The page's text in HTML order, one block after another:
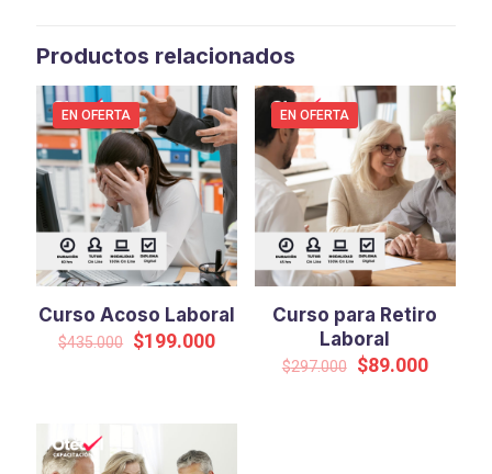
Productos relacionados
EN OFERTA
Curso Acoso Laboral
$435.000 El
$435.000.
$199.000El
$199.000.
EN OFERTA
Curso para Retiro
Laboral
$297.000 El
$89.000El